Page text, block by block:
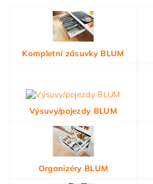
Kompletní zásuvky BLUM
Výsuvy/pojezdy BLUM
Organizéry BLUM